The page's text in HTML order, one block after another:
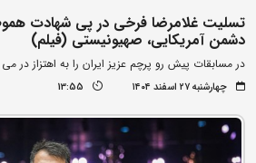
تسلیت غلامرضا فرخی در پی شهادت
دشمن آمریکایی، صهیونیستی (فیلم)
در مسابقات پیش رو پرچم عزیز ایران را به اهتزاز در می
چهارشنبه ۲۷ اسفند ۱۴۰۴ 13:55